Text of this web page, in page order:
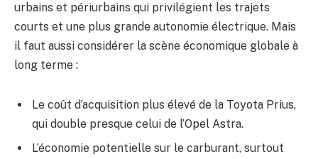
urbains et périurbains qui privilégient les trajets
courts et une plus grande autonomie électrique. Mais
il faut aussi considérer la scène économique globale à
long terme :
Le coût d’acquisition plus élevé de la Toyota Prius,
qui double presque celui de l’Opel Astra.
L’économie potentielle sur le carburant, surtout